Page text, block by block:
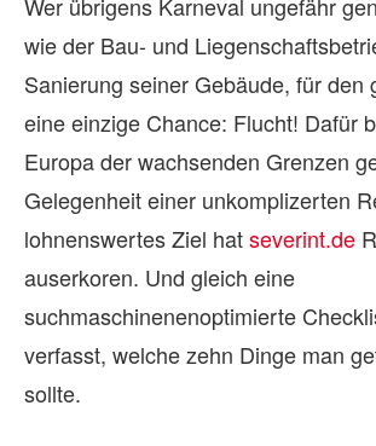
wie der Bau- und
Sanierung seiner Gebäude, für den
eine einzige Chance: Flucht! Dafür
Europa der wachsenden Grenzen
Gelegenheit einer unkomplizerten
lohnenswertes Ziel hatseverint.de
auserkoren. Und gleich eine
suchmaschinenenoptimierte
verfasst, welche zehn Dinge man
sollte.